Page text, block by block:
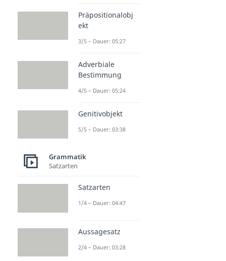
Präpositionalobj
ekt
3/5 – Dauer: 05:27
Adverbiale
Bestimmung
4/5 – Dauer: 05:24
Genitivobjekt
5/5 – Dauer: 03:38
Grammatik
Satzarten
Satzarten
1/4 – Dauer: 04:47
Aussagesatz
2/4 – Dauer: 03:28